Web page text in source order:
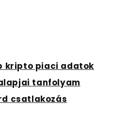
kripto piaci adatok
tanfolyam
csatlakozás